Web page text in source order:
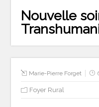
Nouvelle
Marie-Pierre Forget
Foyer Rural